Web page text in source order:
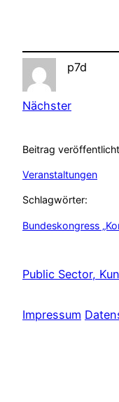
p7d
Nächster
Beitrag veröffentlicht
Veranstaltungen
Schlagwörter:
Bundeskongress
Public Sector,
Impressum